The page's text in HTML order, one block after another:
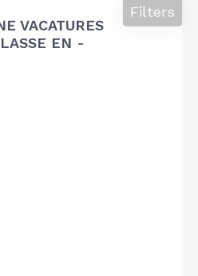
VACATURES
EN -
Filters